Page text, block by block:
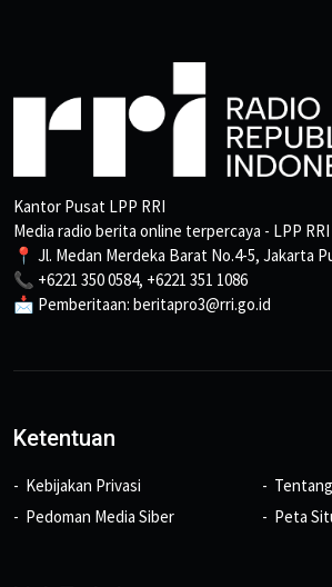
Kantor Pusat LPP RRI
Media radio berita online terpercaya - LPP RRI
📍 Jl. Medan Merdeka Barat No.4-5, Jakarta
📞 +6221 350 0584, +6221 351 1086
📩 Pemberitaan: beritapro3@rri.go.id
Ketentuan
Kebijakan Privasi
Pedoman Media Siber
Peta